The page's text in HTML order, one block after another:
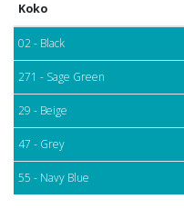
Koko
02 - Black
271 - Sage Green
29 - Beige
47 - Grey
55 - Navy Blue